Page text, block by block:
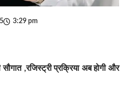
3:29 pm
सौगात ,रजिस्ट्री प्रक्रिया अब होगी और